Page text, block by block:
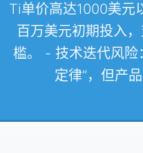
Ti单价高达1000美元
百万美元初期投入
槛。 - 技术迭代风险
定律”，但产